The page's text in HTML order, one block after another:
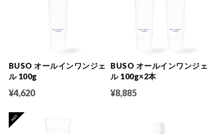
BUSO オールインワンジェ
ル 100g
¥4,620
BUSO オールインワンジェ
ル 100g×2本
¥8,885